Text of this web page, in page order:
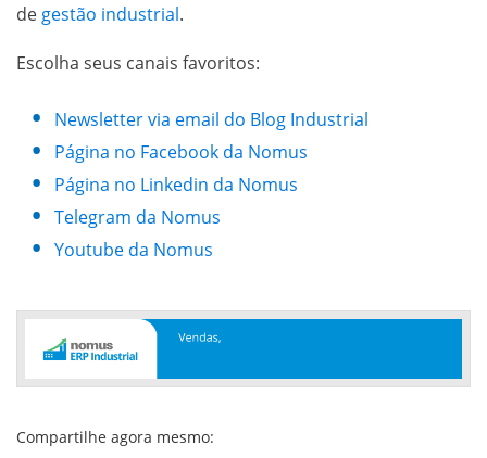
de gestão industrial.
Escolha seus canais favoritos:
Newsletter via email do Blog Industrial
Página no Facebook da Nomus
Página no Linkedin da Nomus
Telegram da Nomus
Youtube da Nomus
Compartilhe agora mesmo: